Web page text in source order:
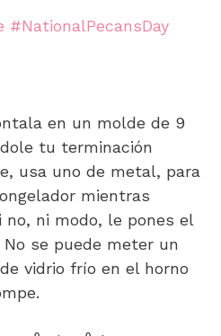
en un molde de 9
tu terminación
usa uno de metal, para
mientras
no, ni modo, le pones el
se puede meter un
vidrio frío en el horno